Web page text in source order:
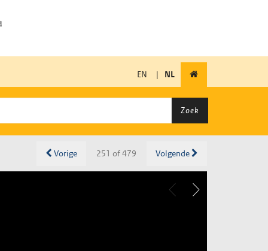
EN | NL
Zoek
Vorige 251 of 479 Volgende